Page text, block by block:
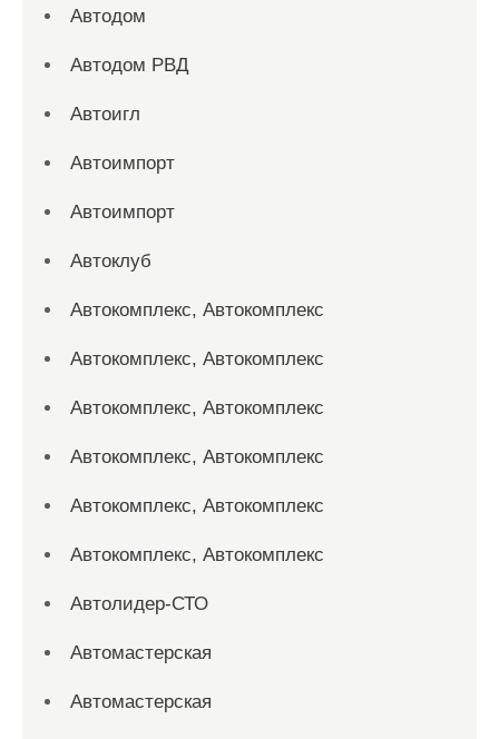
Автодом
Автодом РВД
Автоигл
Автоимпорт
Автоимпорт
Автоклуб
Автокомплекс, Автокомплекс
Автокомплекс, Автокомплекс
Автокомплекс, Автокомплекс
Автокомплекс, Автокомплекс
Автокомплекс, Автокомплекс
Автокомплекс, Автокомплекс
Автолидер-СТО
Автомастерская
Автомастерская